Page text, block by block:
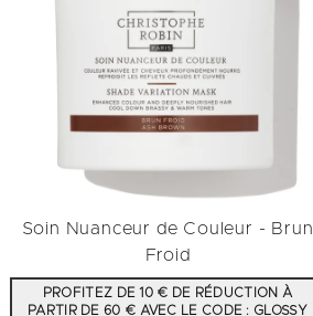
Soin Nuanceur de Couleur - Brun
Froid
PROFITEZ DE 10 € DE RÉDUCTION À
PARTIR DE 60 € AVEC LE CODE : GLOSSY